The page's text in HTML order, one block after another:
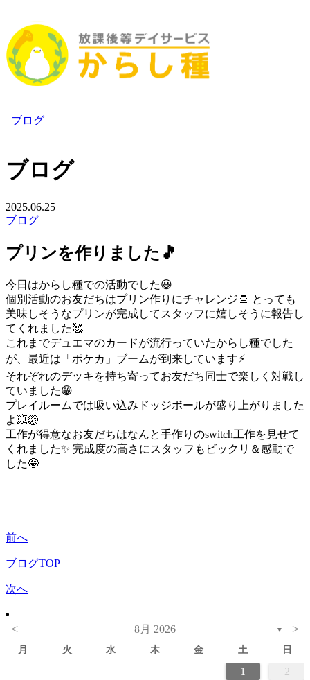
ブログ
ブログ
2025.06.25
ブログ
プリンを作りました🎵
今日はからし種での活動でした😃
個別活動のお友だちはプリン作りにチャレンジ🍮 とっても
美味しそうなプリンが完成してスタッフに嬉しそうに報告し
てくれました🥰
これまでデュエマのカードが流行っていたからし種でした
が、最近は「ポケカ」ブームが到来しています⚡
それぞれのデッキを持ち寄ってお友だち同士で楽しく対戦し
ていました😁
プレイルームでは吸い込みドッジボールが盛り上がりました
よ💥🏐
工作が得意なお友だちはなんと手作りのswitch工作を見せて
くれました✨ 完成度の高さにスタッフもビックリ＆感動で
した🤩
前へ
ブログTOP
次へ
< 8月 2026 ▼ >
月 火 水 木 金 土 日
1 2